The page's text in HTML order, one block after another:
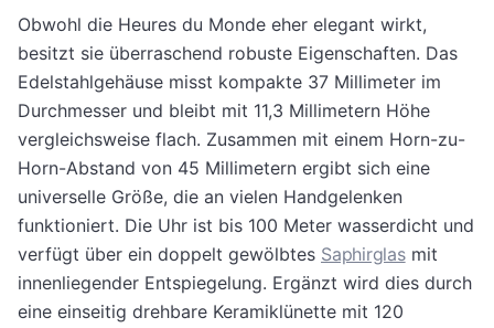
Obwohl die Heures du Monde eher elegant wirkt,
besitzt sie überraschend robuste Eigenschaften. Das
Edelstahlgehäuse misst kompakte 37 Millimeter im
Durchmesser und bleibt mit 11,3 Millimetern Höhe
vergleichsweise flach. Zusammen mit einem Horn-zu-
Horn-Abstand von 45 Millimetern ergibt sich eine
universelle Größe, die an vielen Handgelenken
funktioniert. Die Uhr ist bis 100 Meter wasserdicht und
verfügt über ein doppelt gewölbtes Saphirglasmit
innenliegender Entspiegelung. Ergänzt wird dies durch
eine einseitig drehbare Keramiklünette mit 120